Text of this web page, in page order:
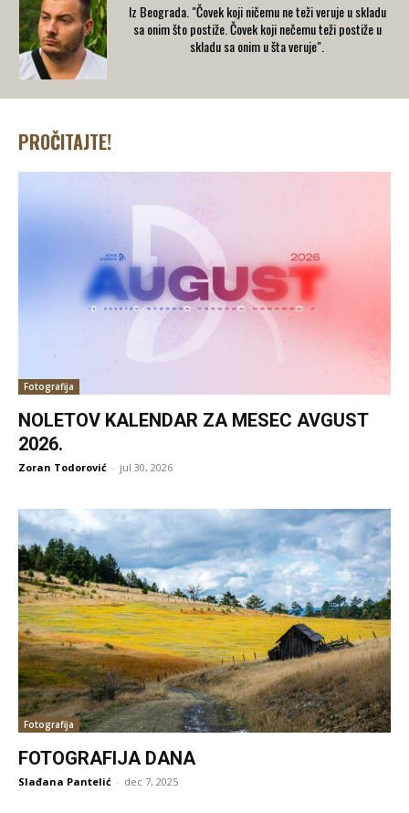
Iz Beograda. "Čovek koji ničemu ne teži veruje u skladu
sa onim što postiže. Čovek koji nečemu teži postiže u
skladu sa onim u šta veruje".
PROČITAJTE!
Fotografija
NOLETOV KALENDAR ZA MESEC AVGUST
2026.
Zoran Todorović - jul 30, 2026
Fotografija
FOTOGRAFIJA DANA
Slađana Pantelić - dec 7, 2025